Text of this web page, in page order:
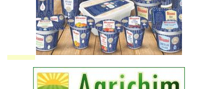
electrică
10 - 14
august
2026
SLOBOZIA: